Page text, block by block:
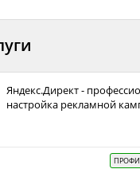
Яндекс.Директ - профессиональная
настройка рекламной
ПРОФИ